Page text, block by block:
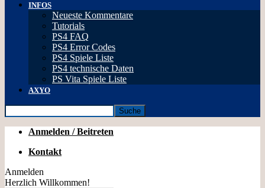
INFOS
Neueste Kommentare
Tutorials
PS4 FAQ
PS4 Error Codes
PS4 Spiele Liste
PS4 technische Daten
PS Vita Spiele Liste
AXYO
Anmelden / Beitreten
Kontakt
Anmelden
Herzlich Willkommen!